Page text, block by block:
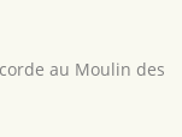
au Moulin des